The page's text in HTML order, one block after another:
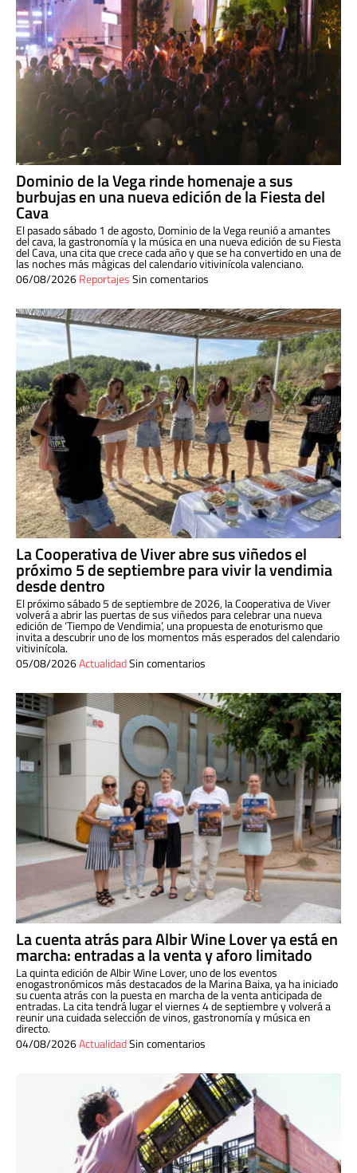
Dominio de la Vega rinde homenaje a sus
burbujas en una nueva edición de la Fiesta del
Cava
El pasado sábado 1 de agosto, Dominio de la Vega reunió a amantes
del cava, la gastronomía y la música en una nueva edición de su Fiesta
del Cava, una cita que crece cada año y que se ha convertido en una de
las noches más mágicas del calendario vitivinícola valenciano.
06/08/2026ReportajesSin comentarios
La Cooperativa de Viver abre sus viñedos el
próximo 5 de septiembre para vivir la vendimia
desde dentro
El próximo sábado 5 de septiembre de 2026, la Cooperativa de Viver
volverá a abrir las puertas de sus viñedos para celebrar una nueva
edición de ‘Tiempo de Vendimia’, una propuesta de enoturismo que
invita a descubrir uno de los momentos más esperados del calendario
vitivinícola.
05/08/2026ActualidadSin comentarios
La cuenta atrás para Albir Wine Lover ya está en
marcha: entradas a la venta y aforo limitado
La quinta edición de Albir Wine Lover, uno de los eventos
enogastronómicos más destacados de la Marina Baixa, ya ha iniciado
su cuenta atrás con la puesta en marcha de la venta anticipada de
entradas. La cita tendrá lugar el viernes 4 de septiembre y volverá a
reunir una cuidada selección de vinos, gastronomía y música en
directo.
04/08/2026ActualidadSin comentarios